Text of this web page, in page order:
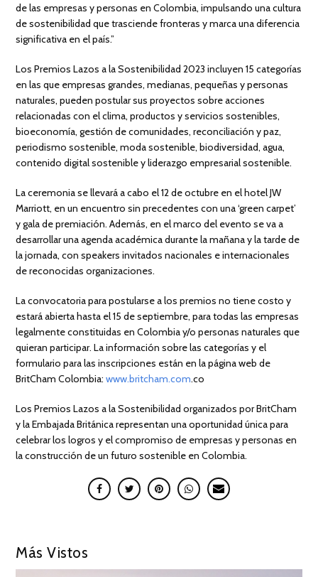
de las empresas y personas en Colombia, impulsando una cultura
de sostenibilidad que trasciende fronteras y marca una diferencia
significativa en el país.”
Los Premios Lazos a la Sostenibilidad 2023 incluyen 15 categorías
en las que empresas grandes, medianas, pequeñas y personas
naturales, pueden postular sus proyectos sobre acciones
relacionadas con el clima, productos y servicios sostenibles,
bioeconomía, gestión de comunidades, reconciliación y paz,
periodismo sostenible, moda sostenible, biodiversidad, agua,
contenido digital sostenible y liderazgo empresarial sostenible.
La ceremonia se llevará a cabo el 12 de octubre en el hotel JW
Marriott, en un encuentro sin precedentes con una ‘green carpet’
y gala de premiación. Además, en el marco del evento se va a
desarrollar una agenda académica durante la mañana y la tarde de
la jornada, con speakers invitados nacionales e internacionales
de reconocidas organizaciones.
La convocatoria para postularse a los premios no tiene costo y
estará abierta hasta el 15 de septiembre, para todas las empresas
legalmente constituidas en Colombia y/o personas naturales que
quieran participar. La información sobre las categorías y el
formulario para las inscripciones están en la página web de
BritCham Colombia:www.britcham.com.co
Los Premios Lazos a la Sostenibilidad organizados por BritCham
y la Embajada Británica representan una oportunidad única para
celebrar los logros y el compromiso de empresas y personas en
la construcción de un futuro sostenible en Colombia.
Más Vistos